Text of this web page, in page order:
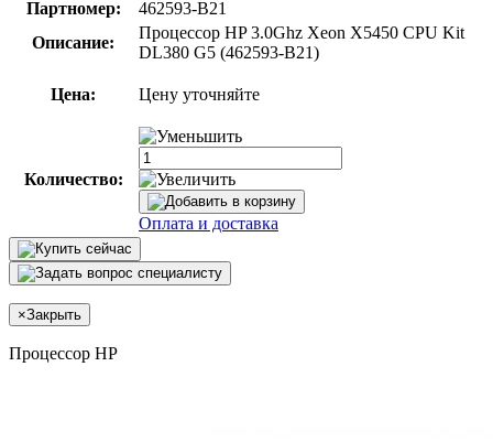
Партномер:
462593-B21
Описание:
Процессор HP 3.0Ghz Xeon X5450 CPU Kit
DL380 G5 (462593-B21)
Цена: Цену уточняйте
Количество:
Оплата и доставка
×Закрыть
Процессор HP